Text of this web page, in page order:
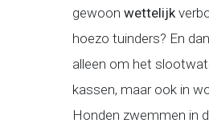
gewoon wettelijk
hoezo tuinders? En
alleen om het
kassen, maar ook in
Honden zwemmen in